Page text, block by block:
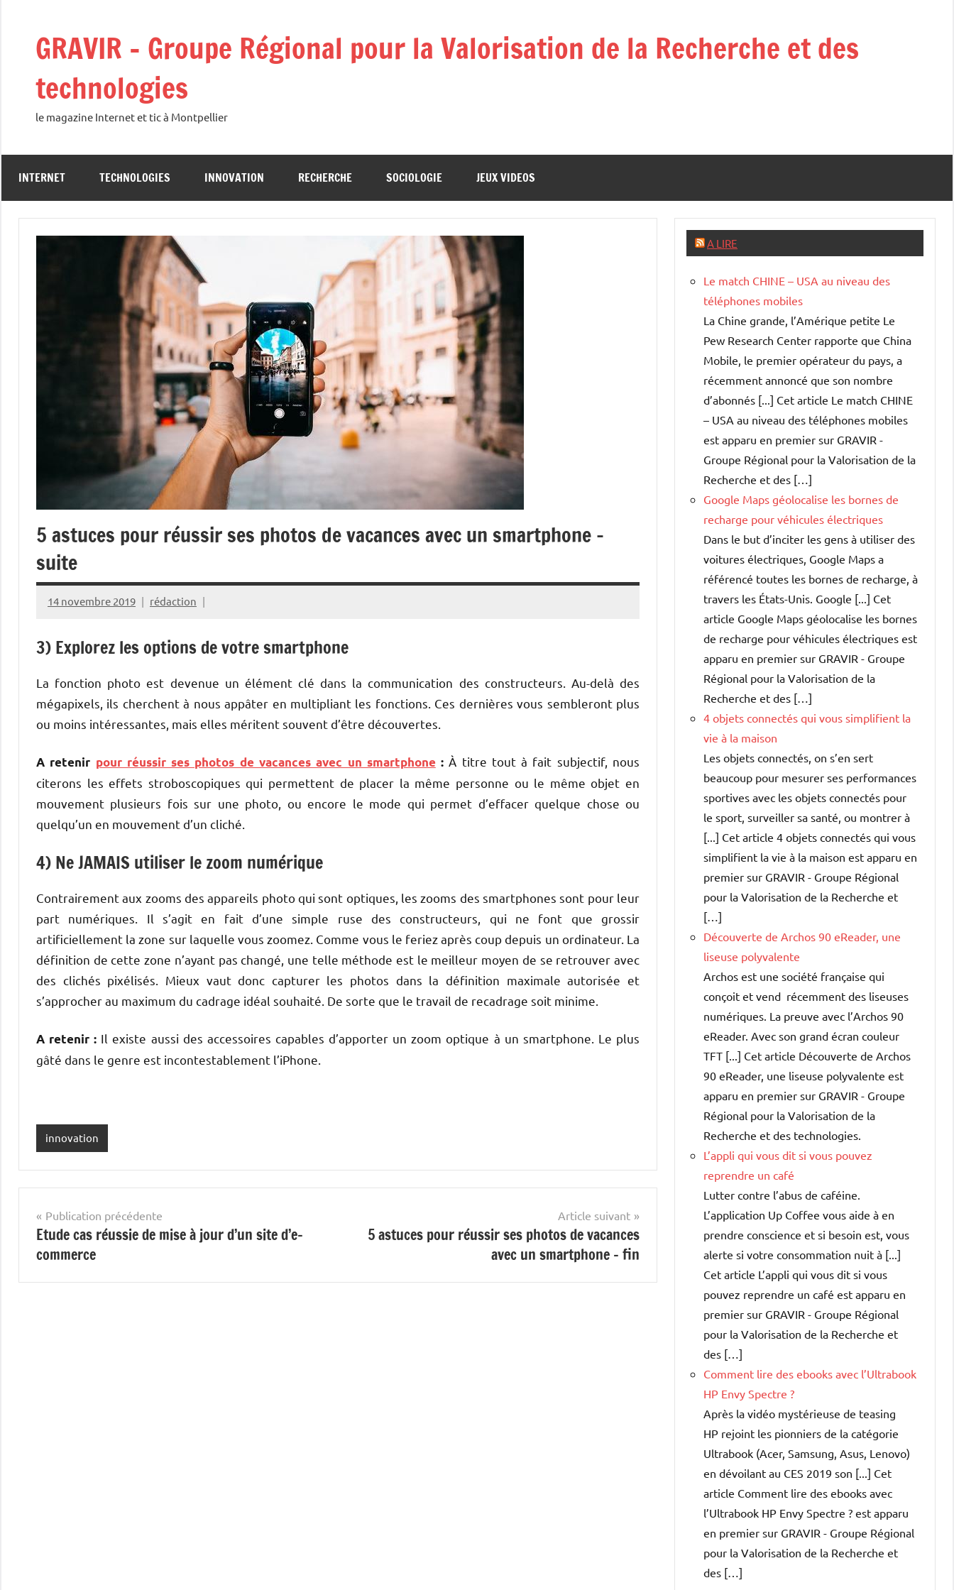
contenuGRAVIR – Groupe Régional pour la Valorisation de la Recherche et des
technologies
le magazine Internet et tic à Montpellier
INTERNET TECHNOLOGIES INNOVATION RECHERCHE SOCIOLOGIE JEUX VIDEOS
5 astuces pour réussir ses photos de vacances avec un smartphone –
suite
14 novembre 2019 rédaction
3) Explorez les options de votre smartphone
La fonction photo est devenue un élément clé dans la communication des constructeurs. Au-delà des
mégapixels, ils cherchent à nous appâter en multipliant les fonctions. Ces dernières vous sembleront plus
ou moins intéressantes, mais elles méritent souvent d’être découvertes.
A retenir pour réussir ses photos de vacances avec un smartphone: À titre tout à fait subjectif, nous
citerons les effets stroboscopiques qui permettent de placer la même personne ou le même objet en
mouvement plusieurs fois sur une photo, ou encore le mode qui permet d’effacer quelque chose ou
quelqu’un en mouvement d’un cliché.
4) Ne JAMAIS utiliser le zoom numérique
Contrairement aux zooms des appareils photo qui sont optiques, les zooms des smartphones sont pour leur
part numériques. Il s’agit en fait d’une simple ruse des constructeurs, qui ne font que grossir
artificiellement la zone sur laquelle vous zoomez. Comme vous le feriez après coup depuis un ordinateur. La
définition de cette zone n’ayant pas changé, une telle méthode est le meilleur moyen de se retrouver avec
des clichés pixélisés. Mieux vaut donc capturer les photos dans la définition maximale autorisée et
s’approcher au maximum du cadrage idéal souhaité. De sorte que le travail de recadrage soit minime.
A retenir : Il existe aussi des accessoires capables d’apporter un zoom optique à un smartphone. Le plus
gâté dans le genre est incontestablement l’iPhone.
innovation
Navigation
de
l’article
Publication précédente
Etude cas réussie de mise à jour d’un site d’e-
commerce
Article suivant
5 astuces pour réussir ses photos de vacances
avec un smartphone – fin
A LIRE
Le match CHINE – USA au niveau des
téléphones mobiles
La Chine grande, l’Amérique petite Le
Pew Research Center rapporte que China
Mobile, le premier opérateur du pays, a
récemment annoncé que son nombre
d’abonnés [...] Cet article Le match CHINE
– USA au niveau des téléphones mobiles
est apparu en premier sur GRAVIR -
Groupe Régional pour la Valorisation de la
Recherche et des […]
Google Maps géolocalise les bornes de
recharge pour véhicules électriques
Dans le but d’inciter les gens à utiliser des
voitures électriques, Google Maps a
référencé toutes les bornes de recharge, à
travers les États-Unis. Google [...] Cet
article Google Maps géolocalise les bornes
de recharge pour véhicules électriques est
apparu en premier sur GRAVIR - Groupe
Régional pour la Valorisation de la
Recherche et des […]
4 objets connectés qui vous simplifient la
vie à la maison
Les objets connectés, on s’en sert
beaucoup pour mesurer ses performances
sportives avec les objets connectés pour
le sport, surveiller sa santé, ou montrer à
[...] Cet article 4 objets connectés qui vous
simplifient la vie à la maison est apparu en
premier sur GRAVIR - Groupe Régional
pour la Valorisation de la Recherche et
[…]
Découverte de Archos 90 eReader, une
liseuse polyvalente
Archos est une société française qui
conçoit et vend récemment des liseuses
numériques. La preuve avec l’Archos 90
eReader. Avec son grand écran couleur
TFT [...] Cet article Découverte de Archos
90 eReader, une liseuse polyvalente est
apparu en premier sur GRAVIR - Groupe
Régional pour la Valorisation de la
Recherche et des technologies.
L’appli qui vous dit si vous pouvez
reprendre un café
Lutter contre l’abus de caféine.
L’application Up Coffee vous aide à en
prendre conscience et si besoin est, vous
alerte si votre consommation nuit à [...]
Cet article L’appli qui vous dit si vous
pouvez reprendre un café est apparu en
premier sur GRAVIR - Groupe Régional
pour la Valorisation de la Recherche et
des […]
Comment lire des ebooks avec l’Ultrabook
HP Envy Spectre ?
Après la vidéo mystérieuse de teasing
HP rejoint les pionniers de la catégorie
Ultrabook (Acer, Samsung, Asus, Lenovo)
en dévoilant au CES 2019 son [...] Cet
article Comment lire des ebooks avec
l’Ultrabook HP Envy Spectre ? est apparu
en premier sur GRAVIR - Groupe Régional
pour la Valorisation de la Recherche et
des […]